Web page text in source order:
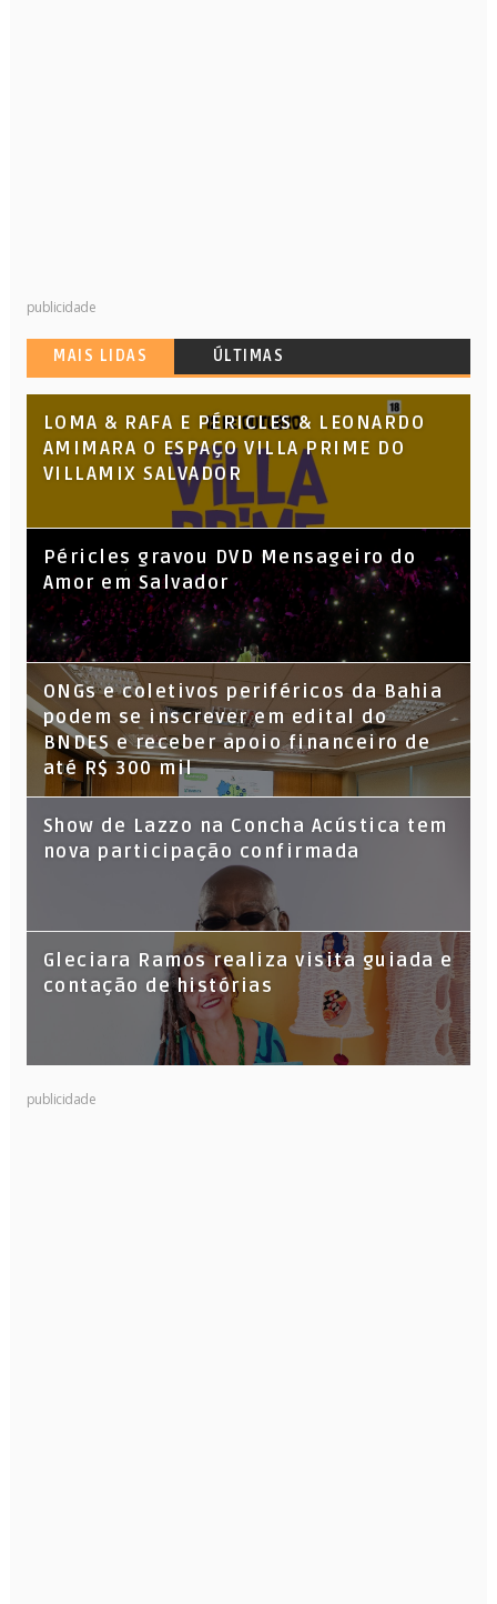
publicidade
MAIS LIDAS ÚLTIMAS
LOMA & RAFA E PÉRICLES & LEONARDO
AMIMARA O ESPAÇO VILLA PRIME DO
VILLAMIX SALVADOR
Péricles gravou DVD Mensageiro do
Amor em Salvador
ONGs e coletivos periféricos da Bahia
podem se inscrever em edital do
BNDES e receber apoio financeiro de
até R$ 300 mil
Show de Lazzo na Concha Acústica tem
nova participação confirmada
Gleciara Ramos realiza visita guiada e
contação de histórias
publicidade